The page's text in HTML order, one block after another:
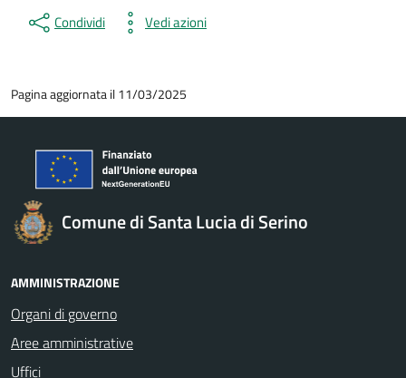
Condividi Vedi azioni
Pagina aggiornata il 11/03/2025
Comune di Santa Lucia di Serino
AMMINISTRAZIONE
Organi di governo
Aree amministrative
Uffici